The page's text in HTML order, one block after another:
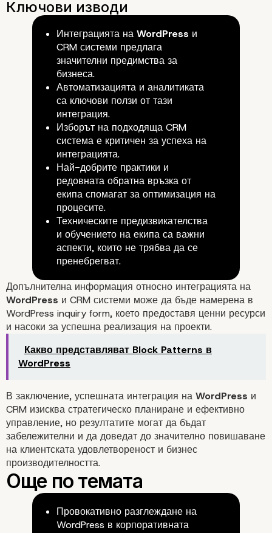
Най-добри практики за
интегрирани системи
Интеграцията на WordPress и
CRM системи предлага
значителни предимства за
бизнеса.
Автоматизацията и аналитиката
са ключови ползи от тази
интеграция.
Изборът на подходяща CRM
система е критичен за успеха на
интеграцията.
Най-добрите практики и
редовната обратна връзка от
екипа спомагат за оптимизация на
процесите.
Техническите предизвикателства
и обучението на екипа са важни
аспекти, които не трябва да се
пренебрегват.
Допълнителна информация относно интеграцията на
WordPress и CRM системи може да бъде намерена в
WordPress inquiry form, което предоставя ценни ресурси
и насоки за успешна реализация на проекти.
Какво представляват Block Patterns в
WordPress
В заключение, успешната интеграция на WordPress и
CRM изисква стратегическо планиране и ефективно
управление, но резултатите могат да бъдат
забележителни и да доведат до значително повишаване
на клиентската удовлетвореност и бизнес
производителността.
Провокативно разглеждане на
WordPress в корпоративната